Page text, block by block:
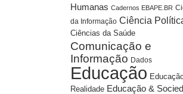
Humanas Cadernos EBAPE.BR
da Informação Ciência
Ciências da Saúde
Comunicação e
Informação Dados
Educação
Realidade Educação &